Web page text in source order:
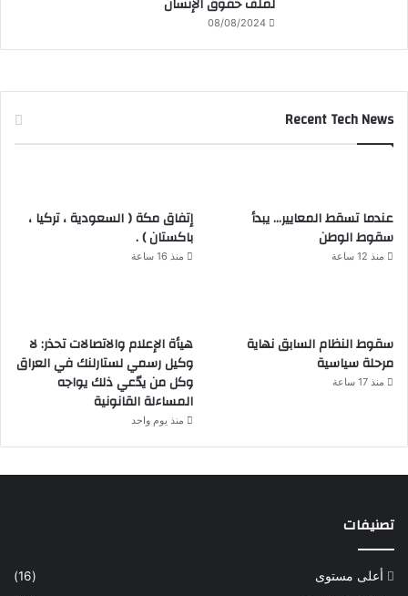
08/08/2024
Recent Tech News
عندما تسقط المعايير… يبدأ
سقوط الوطن
منذ 12 ساعة
إتفاق مكة ( السعودية ، تركيا ،
باكستان ) .
منذ 16 ساعة
سقوط النظام السابق نهاية
مرحلة سياسية
منذ 17 ساعة
هيأة الإعلام والاتصالات تحذر: لا
وكيل رسمي لستارلنك في العراق
وكل من يدّعي ذلك يواجه
المساءلة القانونية
منذ يوم واحد
تصنيفات
أعلى مستوى (16)